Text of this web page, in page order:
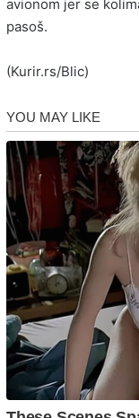
avionom jer se
pasoš.
(Kurir.rs/Blic)